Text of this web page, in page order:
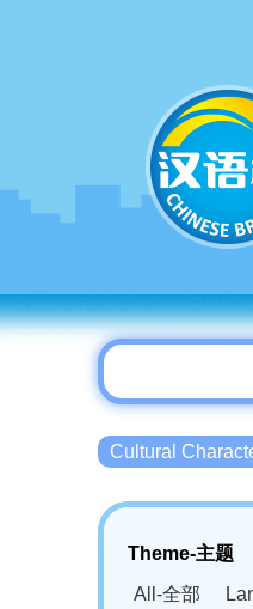
Cultural
Theme-主题
All-全部